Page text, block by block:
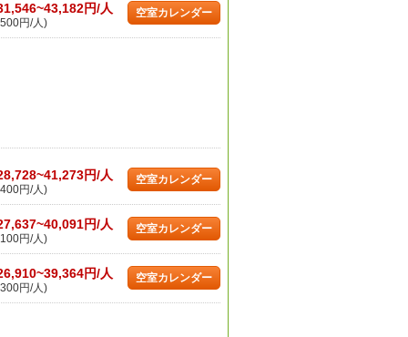
円/人
円/人)
空室カレンダー
円/人
円/人)
空室カレンダー
円/人
円/人)
空室カレンダー
円/人
円/人)
空室カレンダー